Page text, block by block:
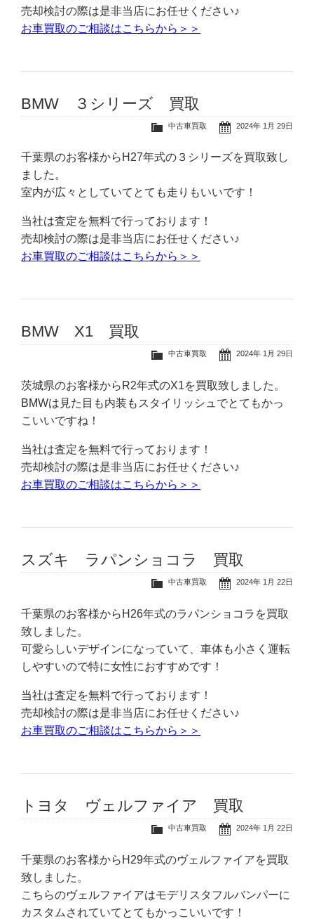
売却検討の際は是非当店にお任せください♪
お車買取のご相談はこちらから＞＞
BMW ３シリーズ 買取
2024年 1月 29日
中古車買取
千葉県のお客様からH27年式の３シリーズを買取致し
ました。
室内が広々としていてとても走りもいいです！
当社は査定を無料で行っております！
売却検討の際は是非当店にお任せください♪
お車買取のご相談はこちらから＞＞
BMW X1 買取
2024年 1月 29日
中古車買取
茨城県のお客様からR2年式のX1を買取致しました。
BMWは見た目も内装もスタイリッシュでとてもかっ
こいいですね！
当社は査定を無料で行っております！
売却検討の際は是非当店にお任せください♪
お車買取のご相談はこちらから＞＞
スズキ ラパンショコラ 買取
2024年 1月 22日
中古車買取
千葉県のお客様からH26年式のラパンショコラを買取
致しました。
可愛らしいデザインになっていて、車体も小さく運転
しやすいので特に女性におすすめです！
当社は査定を無料で行っております！
売却検討の際は是非当店にお任せください♪
お車買取のご相談はこちらから＞＞
トヨタ ヴェルファイア 買取
2024年 1月 22日
中古車買取
千葉県のお客様からH29年式のヴェルファイアを買取
致しました。
こちらのヴェルファイアはモデリスタフルバンパーに
カスタムされていてとてもかっこいいです！